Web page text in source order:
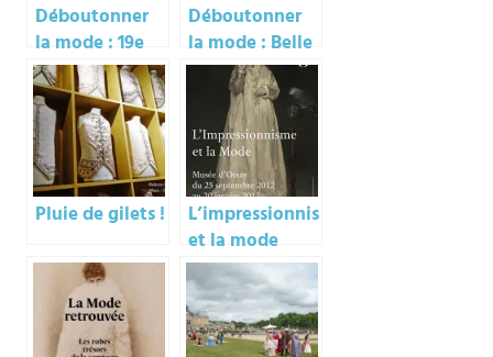
Déboutonner
la mode : 19e
Déboutonner
la mode : Belle
Epoque et 20e
Pluie de gilets !
L’impressionnisme
et la mode